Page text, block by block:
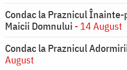
Condac la Praznicul
Maicii Domnului - 14 August
Condac la Praznicul
August